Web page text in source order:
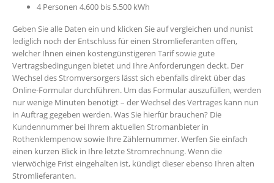
4 Personen 4.600 bis 5.500 kWh
Geben Sie alle Daten ein und klicken Sie auf vergleichen und nunist
lediglich noch der Entschluss für einen Stromlieferanten offen,
welcher Ihnen einen kostengünstigeren Tarif sowie gute
Vertragsbedingungen bietet und Ihre Anforderungen deckt. Der
Wechsel des Stromversorgers lässt sich ebenfalls direkt über das
Online-Formular durchführen. Um das Formular auszufüllen, werden
nur wenige Minuten benötigt – der Wechsel des Vertrages kann nun
in Auftrag gegeben werden. Was Sie hierfür brauchen? Die
Kundennummer bei Ihrem aktuellen Stromanbieter in
Rothenklempenow sowie Ihre Zählernummer. Werfen Sie einfach
einen kurzen Blick in Ihre letzte Stromrechnung. Wenn die
vierwöchige Frist eingehalten ist, kündigt dieser ebenso Ihren alten
Stromlieferanten.